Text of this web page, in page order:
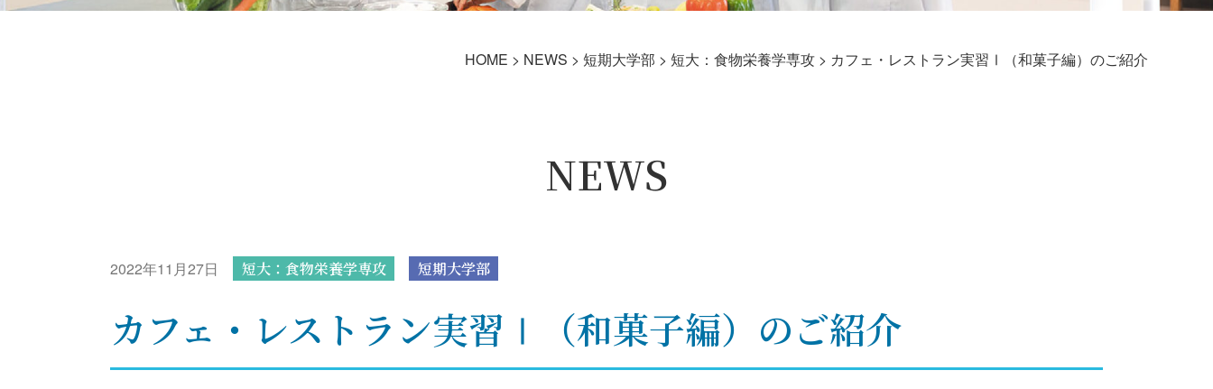
HOME > NEWS > 短期大学部 > 短大：食物栄養学専攻 > カフェ・レストラン実習Ⅰ（和菓子編）のご紹介
NEWS
2022年11月27日 短大：食物栄養学専攻 短期大学部
カフェ・レストラン実習Ⅰ（和菓子編）のご紹介